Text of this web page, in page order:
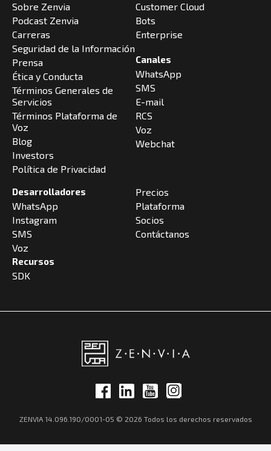
Sobre Zenvia
Podcast Zenvia
Carreras
Seguridad de la Información
Prensa
Ética y Conducta
Términos Generales de
Servicios
Términos Plataforma de
Voz
Blog
Investors
Política de Privacidad
Customer Cloud
Bots
Enterprise
Canales
WhatsApp
SMS
E-mail
RCS
Voz
Webchat
Desarrolladores
WhatsApp
Instagram
SMS
Voz
Recursos
SDK
Precios
Plataforma
Socios
Contáctanos
ZENVIA 14.096.190/0001-05 © 2026 Todos los derechos reservados